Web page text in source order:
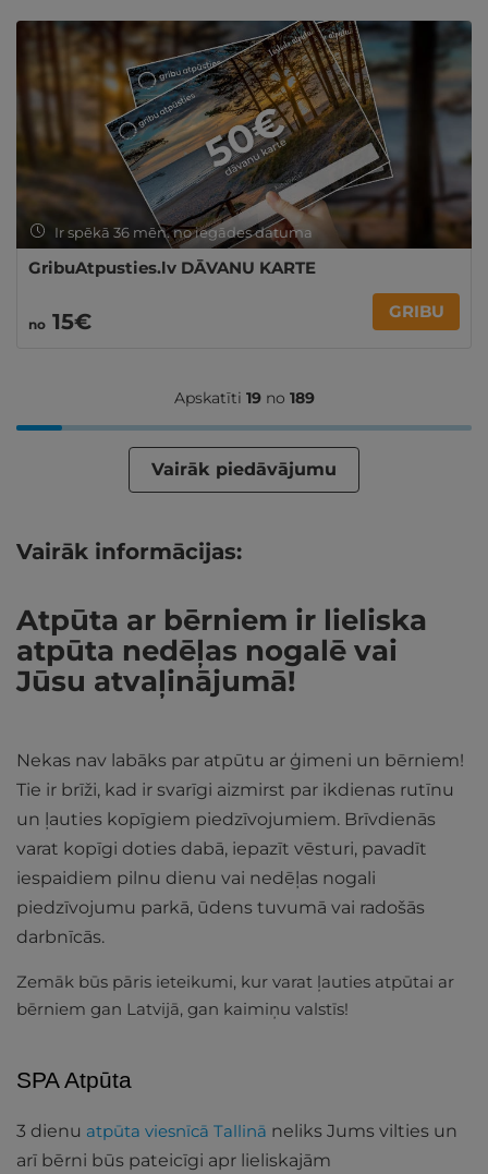
Ir spēkā 36 mēn. no iegādes datuma
GribuAtpusties.lv DĀVANU KARTE
no 15€ GRIBU
Apskatīti 19no 189
Vairāk piedāvājumu
Vairāk informācijas:
Atpūta ar bērniem ir lieliska
atpūta nedēļas nogalē vai
Jūsu atvaļinājumā!
Nekas nav labāks par atpūtu ar ģimeni un bērniem!
Tie ir brīži, kad ir svarīgi aizmirst par ikdienas rutīnu
un ļauties kopīgiem piedzīvojumiem. Brīvdienās
varat kopīgi doties dabā, iepazīt vēsturi, pavadīt
iespaidiem pilnu dienu vai nedēļas nogali
piedzīvojumu parkā, ūdens tuvumā vai radošās
darbnīcās.
Zemāk būs pāris ieteikumi, kur varat ļauties atpūtai ar
bērniem gan Latvijā, gan kaimiņu valstīs!
SPA Atpūta
3 dienu atpūta viesnīcā Tallinā neliks Jums vilties un
arī bērni būs pateicīgi apr lieliskajām